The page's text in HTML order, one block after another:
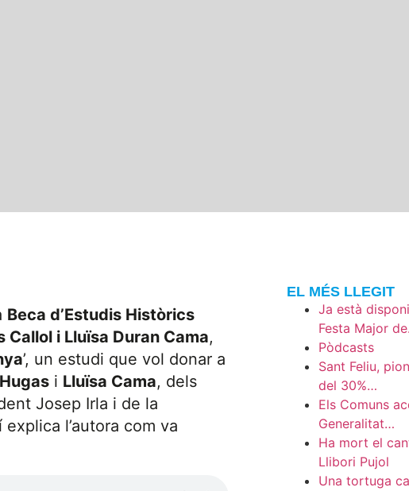
Beca d’Estudis Històrics
Callol i Lluïsa Duran Cama,
’, un estudi que vol donar a
i Lluïsa Cama, dels
Josep Irla i de la
l’autora com va
EL MÉS LLEGIT
Ja està
Festa Major
Pòdcasts
Sant Feliu,
del 30%…
Els Comuns
Generalitat…
Ha mort el
Llibori Pujol
Una tortuga